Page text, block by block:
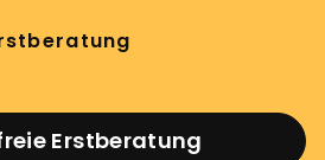
Erstberatung